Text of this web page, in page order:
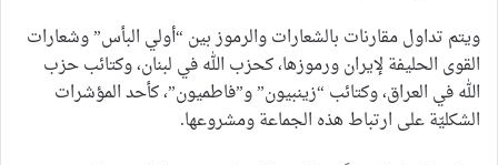
ويتم تداول مقارنات بالشعارات والرموز بين “أولي البأس” وشعارات
القوى الحليفة لإيران ورموزها، كحزب الله في لبنان، وكتائب حزب
الله في العراق، وكتائب “زينبيون” و”فاطميون”، كأحد المؤشرات
الشكليّة على ارتباط هذه الجماعة ومشروعها.